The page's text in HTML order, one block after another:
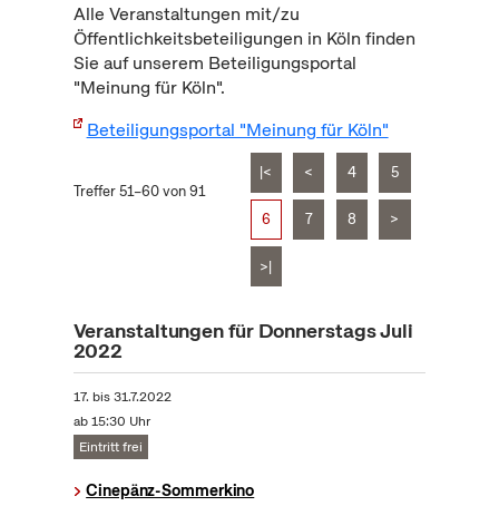
Alle Veranstaltungen mit/zu
Öffentlichkeitsbeteiligungen in Köln finden
Sie auf unserem Beteiligungsportal
"Meinung für Köln".
Beteiligungsportal "Meinung für Köln"
Treffer 51–60 von 91
|< < 4 5
6 7 8 >
>|
Veranstaltungen für Donnerstags Juli
2022
17. bis31.7.2022
ab 15:30 Uhr
Eintritt frei
Cinepänz-Sommerkino